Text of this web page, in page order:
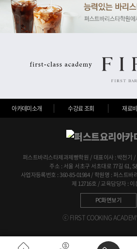
아카데미소개 수강료 조회 재료
퍼스트바리스타제과제빵학원 / 대표이사 : 박천기
주소 : 서울 서초구 서초대로 77길 61,
사업자등록번호 : 360-85-01984 / 학원명 : 퍼스트
제 12716호 / 교육담당자 : 이
PC화면보기
ⓒ FIRST COOKING